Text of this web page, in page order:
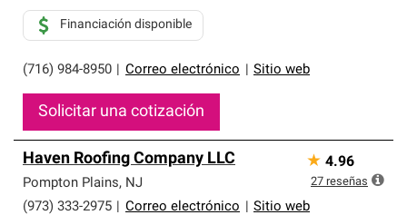
(716) 984-8950 Correo electrónico Sitio web
Financiación disponible
Solicitar una cotización
Haven Roofing Company LLC
Pompton Plains, NJ
(973) 333-2975
Correo electrónico Sitio web
★ 4.96
27 reseñas